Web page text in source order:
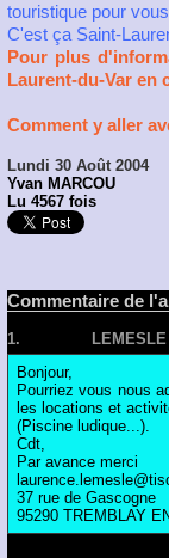
touristique pour
C'est ça Saint-
Pour plus
Laurent-du-Var en
Comment y aller
Lundi 30 Août 2004
Yvan MARCOU
Lu 4567 fois
Commentaire de
1. LEMESLE
Bonjour,
Pourriez vous nous
les locations et
(Piscine ludique...).
Cdt,
Par avance merci
37 rue de Gascogne
95290 TREMBLAY